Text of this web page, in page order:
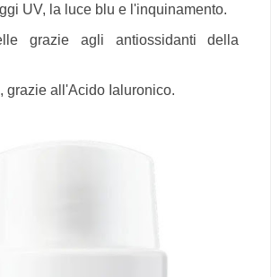
UV, la luce blu e l'inquinamento.
grazie agli antiossidanti della
grazie all'Acido Ialuronico.